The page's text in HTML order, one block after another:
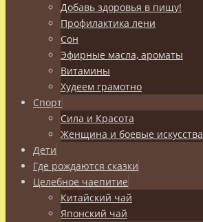
Добавь здоровья в пищу!
Профилактика лени
Сон
Эфирные масла, ароматы
Витамины
Худеем грамотно
Спорт
Сила и Красота
Женщина и боевые искусства
Дети
Где рождаются сказки
Целебное чаепитие
Китайский чай
Японский чай